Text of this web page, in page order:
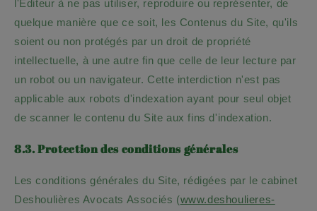
l'Editeur à ne pas utiliser, reproduire ou représenter, de
quelque manière que ce soit, les Contenus du Site, qu'ils
soient ou non protégés par un droit de propriété
intellectuelle, à une autre fin que celle de leur lecture par
un robot ou un navigateur. Cette interdiction n'est pas
applicable aux robots d'indexation ayant pour seul objet
de scanner le contenu du Site aux fins d'indexation.
8.3. Protection des conditions générales
Les conditions générales du Site, rédigées par le cabinet
Deshoulières Avocats Associés (www.deshoulieres-